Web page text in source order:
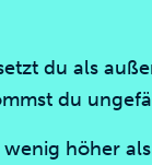
du als
du
höher